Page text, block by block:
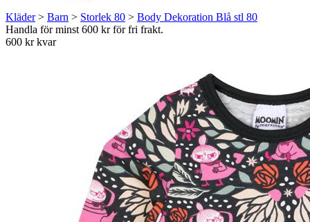
Kläder> Barn > Storlek 80 > Body Dekoration Blå stl 80
Handla för minst 600 kr för fri frakt.
600 kr kvar